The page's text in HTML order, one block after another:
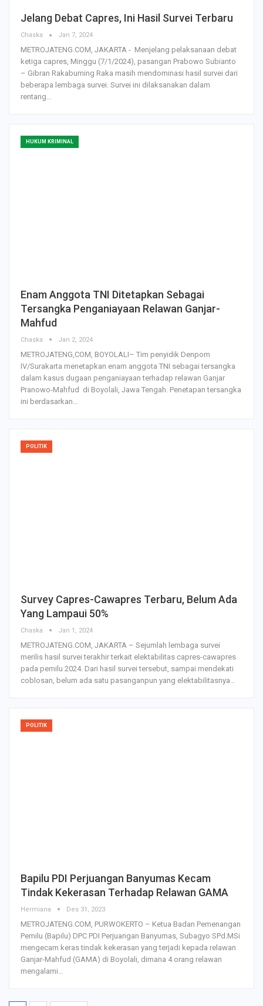
Jelang Debat Capres, Ini Hasil Survei Terbaru
Chaska Jan 7, 2024
METROJATENG.COM, JAKARTA - Menjelang pelaksanaan debat
ketiga capres, Minggu (7/1/2024), pasangan Prabowo Subianto
– Gibran Rakabuming Raka masih mendominasi hasil survei dari
beberapa lembaga survei. Survei ini dilaksanakan dalam
rentang…
HUKUM KRIMINAL
Enam Anggota TNI Ditetapkan Sebagai
Tersangka Penganiayaan Relawan Ganjar-
Mahfud
Chaska Jan 2, 2024
METROJATENG,COM, BOYOLALI– Tim penyidik Denpom
IV/Surakarta menetapkan enam anggota TNI sebagai tersangka
dalam kasus dugaan penganiayaan terhadap relawan Ganjar
Pranowo-Mahfud di Boyolali, Jawa Tengah. Penetapan tersangka
ini berdasarkan…
POLITIK
Survey Capres-Cawapres Terbaru, Belum Ada
Yang Lampaui 50%
Chaska Jan 1, 2024
METROJATENG.COM, JAKARTA – Sejumlah lembaga survei
merilis hasil survei terakhir terkait elektabilitas capres-cawapres
pada pemilu 2024. Dari hasil survei tersebut, sampai mendekati
coblosan, belum ada satu pasanganpun yang elektabilitasnya…
POLITIK
Bapilu PDI Perjuangan Banyumas Kecam
Tindak Kekerasan Terhadap Relawan GAMA
Hermiana Des 31, 2023
METROJATENG.COM, PURWOKERTO – Ketua Badan Pemenangan
Pemilu (Bapilu) DPC PDI Perjuangan Banyumas, Subagyo SPd.MSi
mengecam keras tindak kekerasan yang terjadi kepada relawan
Ganjar-Mahfud (GAMA) di Boyolali, dimana 4 orang relawan
mengalami…